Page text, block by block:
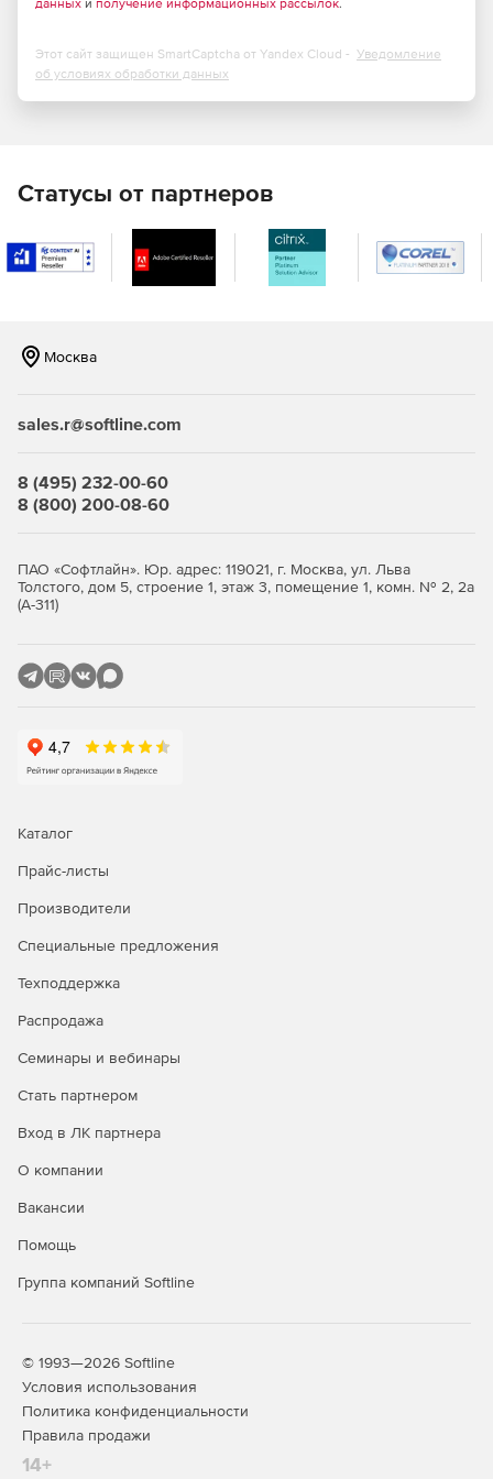
по наименованию расценок;
перевозки и массы брутто для материалов;
Возможность отключать в локальной смете расчёт
вспомогательных ненормируемых материалов;
позиций конъюнктурного анализа;
выбранной в смете, среди подключённых в
программе нормативных баз;
программе нормативных баз;
При использовании макросов возможность быстрого
Заданное примечание для папок и документов
выводится в таблице;
ценах и индексах при загрузке данных из сплит-
формы;
Возможность замены ресурса в соответствии с
сборником расценок: автоматический перерасчёт
стоимости расценок при любом изменении в данных,
безопасности (защита паролем, разрешённые
Действия с группами однородных строительных
строительных ресурсов, добавлена информация о
нормативных базах и в локальных сметах,
возможность индексации ресурсов в локальной смете
поддержка вложений, поддержка настроек
безопасности (защита паролем, разрешённые
операции);
данных и получение информационных рассылок.
Этот сайт защищен SmartCaptcha от Yandex Cloud - Уведомление
об условиях обработки данных
Статусы от партнеров
Москва
sales.r@softline.com
8 (495) 232-00-60
8 (800) 200-08-60
ПАО «Софтлайн». Юр. адрес: 119021, г. Москва, ул. Льва
Толстого, дом 5, строение 1, этаж 3, помещение 1, комн. № 2, 2а
(А-311)
Каталог
Прайс-листы
Производители
Специальные предложения
Техподдержка
Распродажа
Семинары и вебинары
Стать партнером
Вход в ЛК партнера
О компании
Вакансии
Помощь
Группа компаний Softline
© 1993—2026 Softline
Условия использования
Политика конфиденциальности
Правила продажи
14+